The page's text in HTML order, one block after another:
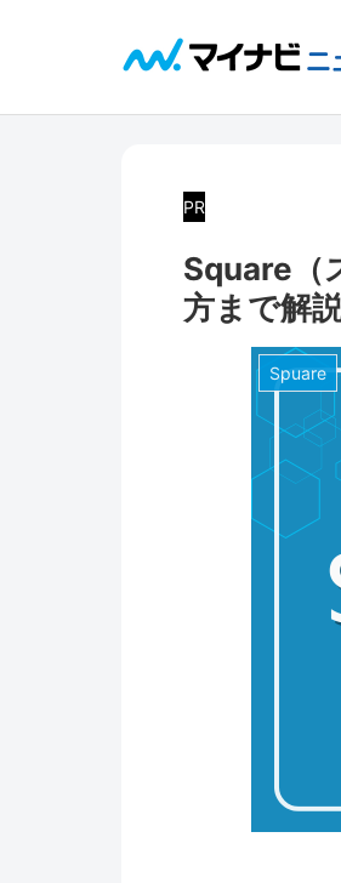
PR
Square（
方まで解
Spuare